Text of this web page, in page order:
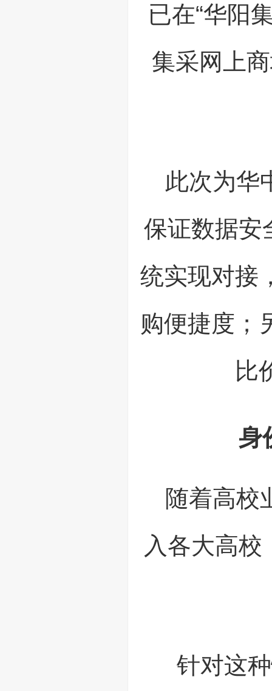
已在“华阳
集采网上
此次为华
保证数据安
统实现对接
购便捷度；
比
身
随着高校
入各大高
针对这